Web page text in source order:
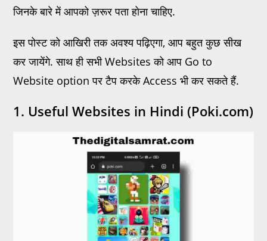
जिनके बारे में आपको ज़रूर पता होना चाहिए.
इस पोस्ट को आखिरी तक अवश्य पढ़िएगा, आप बहुत कुछ सीख
कर जायेंगे. साथ ही सभी Websites को आप Go to
Website option पर टैप करके Access भी कर सकते हैं.
1. Useful Websites in Hindi (Poki.com)